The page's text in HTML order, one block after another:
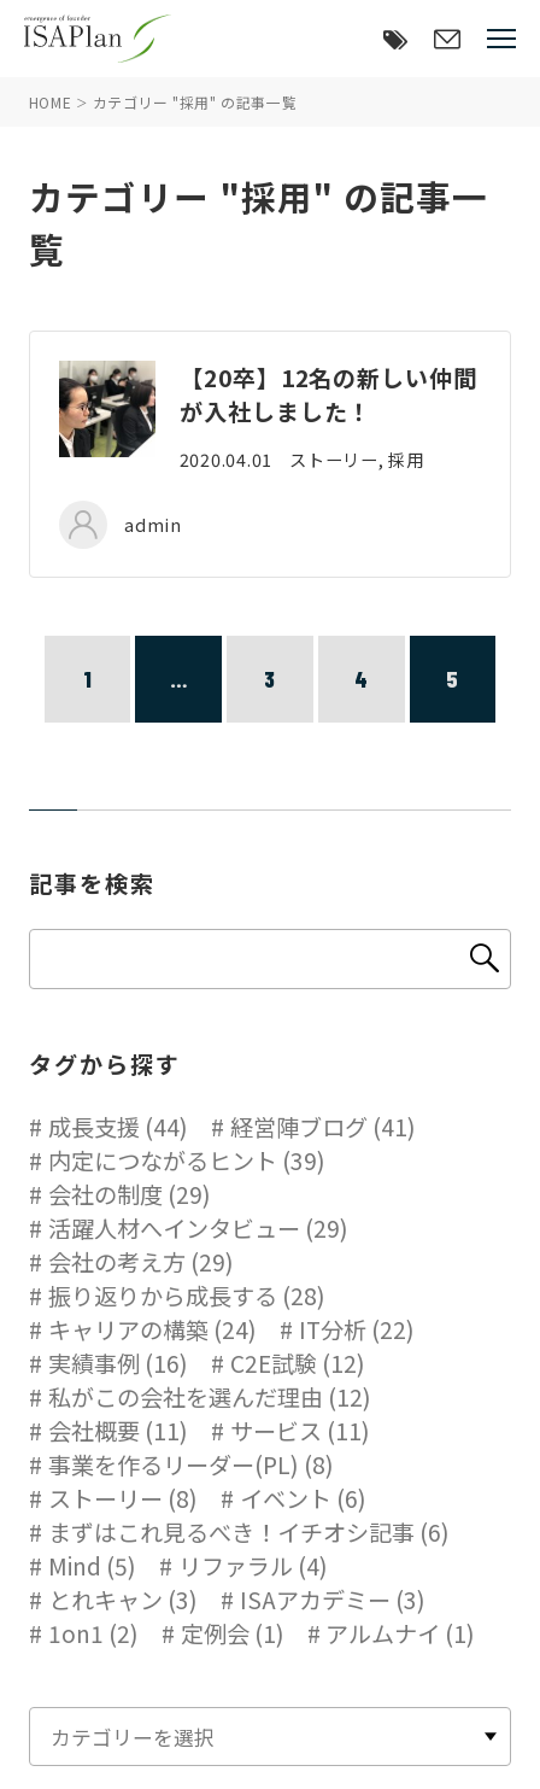
HOME カテゴリー "採用" の記事一覧
カテゴリー "採用" の記事一
覧
【20卒】12名の新しい仲間
が入社しました！
2020.04.01 ストーリー, 採用
admin
1 … 3 4 5
記事を検索
タグから探す
成長支援 (44)
経営陣ブログ (41)
内定につながるヒント (39)
会社の制度 (29)
活躍人材へインタビュー (29)
会社の考え方 (29)
振り返りから成長する (28)
キャリアの構築 (24)
IT分析 (22)
実績事例 (16)
C2E試験 (12)
私がこの会社を選んだ理由 (12)
会社概要 (11)
サービス (11)
事業を作るリーダー(PL) (8)
ストーリー (8)
イベント (6)
まずはこれ見るべき！イチオシ記事 (6)
Mind (5)
リファラル (4)
とれキャン (3)
ISAアカデミー (3)
1on1 (2)
定例会 (1) アルムナイ (1)